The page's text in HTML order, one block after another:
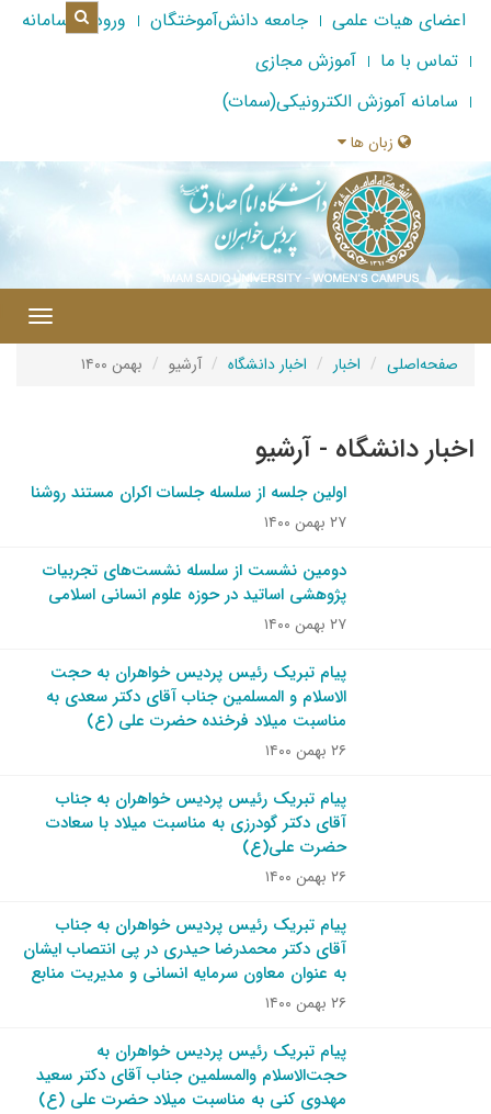
اعضای هیات علمی جامعه دانش‌آموختگان
ورود به سامانه
تماس با ما
آموزش مجازی
سامانه آموزش الکترونیکی(سمات)
زبان ها
صفحه‌اصلی اخبار اخبار دانشگاه آرشیو بهمن ۱۴۰۰
اخبار دانشگاه - آرشیو
اولین جلسه از سلسله جلسات اکران مستند روشنا
۲۷ بهمن ۱۴۰۰
دومین نشست از سلسله نشست‌های تجربیات
پژوهشی اساتید در حوزه علوم انسانی اسلامی
۲۷ بهمن ۱۴۰۰
پیام تبریک رئیس پردیس خواهران به حجت
الاسلام و المسلمین جناب آقای دکتر سعدی به
مناسبت میلاد فرخنده حضرت علی (ع)
۲۶ بهمن ۱۴۰۰
پیام تبریک رئیس پردیس خواهران به جناب
آقای دکتر گودرزی به مناسبت میلاد با سعادت
حضرت علی(ع)
۲۶ بهمن ۱۴۰۰
پیام تبریک رئیس پردیس خواهران به جناب
آقای دکتر محمدرضا حیدری در پی انتصاب ایشان
به عنوان معاون سرمایه انسانی و مدیریت منابع
۲۶ بهمن ۱۴۰۰
پیام تبریک رئیس پردیس خواهران به
حجت‌الاسلام والمسلمین جناب آقای دکتر سعید
مهدوی کنی به مناسبت میلاد حضرت علی (ع)